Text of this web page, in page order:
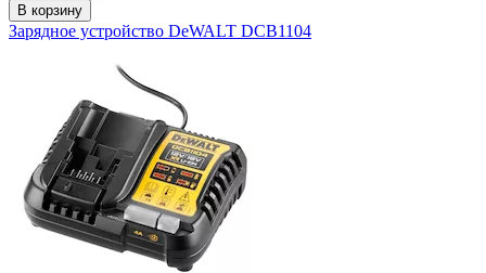
В корзину
Зарядное устройство DeWALT DCB1104